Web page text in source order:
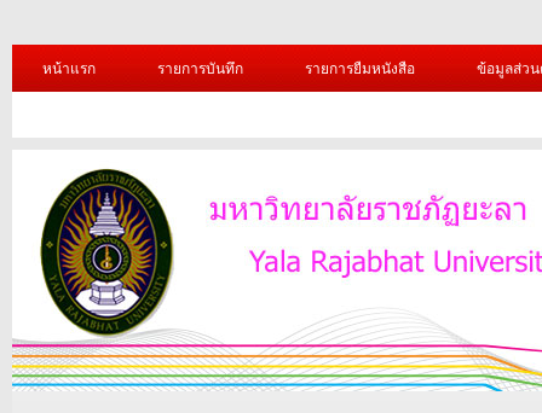
หน้าแรก รายการบันทึก รายการยืมหนังสือ ข้อมูลส่ว